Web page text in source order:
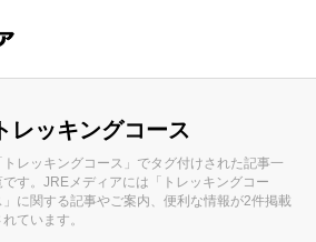
トレッキングコース
トレッキングコース」でタグ付けされた記事一
です。JREメディアには「トレッキングコー
」に関する記事やご案内、便利な情報が2件掲載
れています。